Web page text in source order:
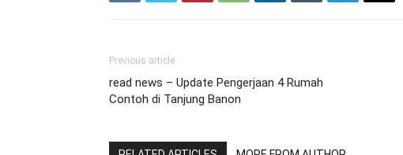
Previous article
read news – Update Pengerjaan 4 Rumah
Contoh di Tanjung Banon